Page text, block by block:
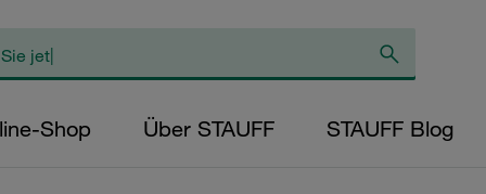
Shop Über STAUFF STAUFF Blog